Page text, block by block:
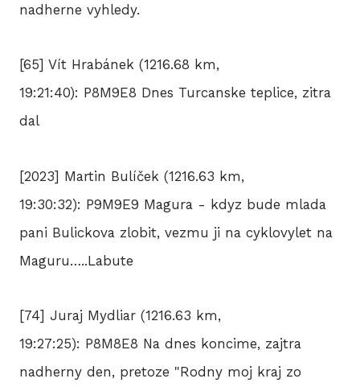
nadherne vyhledy.
[65] Vít Hrabánek (1216.68 km,
19:21:40): P8M9E8 Dnes Turcanske teplice, zitra
dal
[2023] Martin Bulíček (1216.63 km,
19:30:32): P9M9E9 Magura - kdyz bude mlada
pani Bulickova zlobit, vezmu ji na cyklovylet na
Maguru…..Labute
[74] Juraj Mydliar (1216.63 km,
19:27:25): P8M8E8 Na dnes koncime, zajtra
nadherny den, pretoze "Rodny moj kraj zo